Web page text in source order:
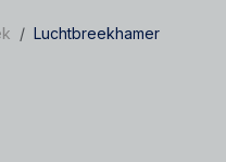
Luchtbreekhamer